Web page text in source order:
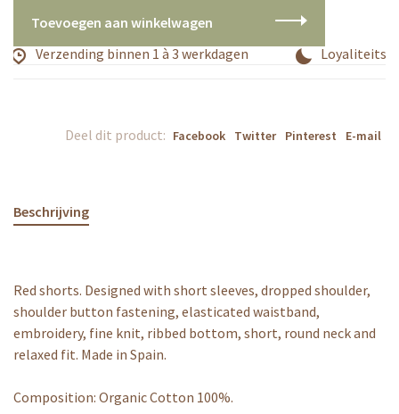
Toevoegen aan winkelwagen
Verzending binnen 1 à 3 werkdagen
Deel dit product: Facebook Twitter Pinterest E-mail
Beschrijving
Red shorts. Designed with short sleeves, dropped shoulder,
shoulder button fastening, elasticated waistband,
embroidery, fine knit, ribbed bottom, short, round neck and
relaxed fit. Made in Spain.
Composition: Organic Cotton 100%.